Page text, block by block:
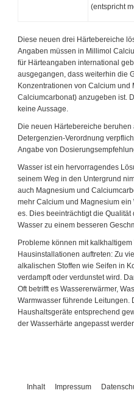
(entspricht
Diese neuen drei Härtebereiche
Angaben müssen in Millimol
für Härteangaben international
ausgegangen, dass weiterhin die
Konzentrationen von Calcium und
Calciumcarbonat) anzugeben ist.
keine Aussage.
Die neuen Härtebereiche
Detergenzien-Verordnung
Angabe von
Wasser ist ein hervorragendes
seinem Weg in den Untergrund
auch Magnesium und
mehr Calcium und Magnesium
es. Dies beeinträchtigt die
Wasser zu einem besseren
Probleme können mit
Hausinstallationen auftreten: Zu
alkalischen Stoffen wie Seifen in
verdampft oder verdunstet wird.
Oft betrifft es Wassererwärmer,
Warmwasser führende Leitungen.
Haushaltsgeräte entsprechend
der Wasserhärte angepasst
Inhalt Impressum